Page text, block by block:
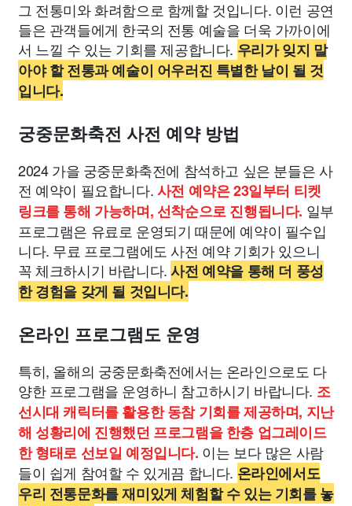
그 전통미와 화려함으로 함께할 것입니다. 이런 공연
들은 관객들에게 한국의 전통 예술을 더욱 가까이에
서 느낄 수 있는 기회를 제공합니다. 우리가 잊지 말
아야 할 전통과 예술이 어우러진 특별한 날이 될 것
입니다.
궁중문화축전 사전 예약 방법
2024 가을 궁중문화축전에 참석하고 싶은 분들은 사
전 예약이 필요합니다.사전 예약은 23일부터 티켓
링크를 통해 가능하며, 선착순으로 진행됩니다. 일부
프로그램은 유료로 운영되기 때문에 예약이 필수입
니다. 무료 프로그램에도 사전 예약 기회가 있으니
꼭 체크하시기 바랍니다.사전 예약을 통해 더 풍성
한 경험을 갖게 될 것입니다.
온라인 프로그램도 운영
특히, 올해의 궁중문화축전에서는 온라인으로도 다
양한 프로그램을 운영하니 참고하시기 바랍니다. 조
선시대 캐릭터를 활용한 동참 기회를 제공하며, 지난
해 성황리에 진행했던 프로그램을 한층 업그레이드
한 형태로 선보일 예정입니다. 이는 보다 많은 사람
들이 쉽게 참여할 수 있게끔 합니다. 온라인에서도
우리 전통문화를 재미있게 체험할 수 있는 기회를 놓